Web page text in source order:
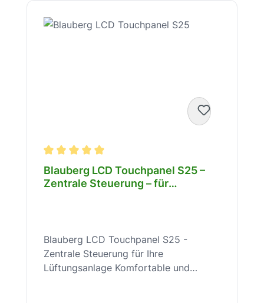
Produktgalerie überspringen
Durchschnittliche Bewertung von 5 von 5
Blauberg LCD Touchpanel S25 –
Zentrale Steuerung – für
Blauberg LCD Touchpanel S25 -
Zentrale Steuerung für Ihre
Lüftungsanlage Komfortable und